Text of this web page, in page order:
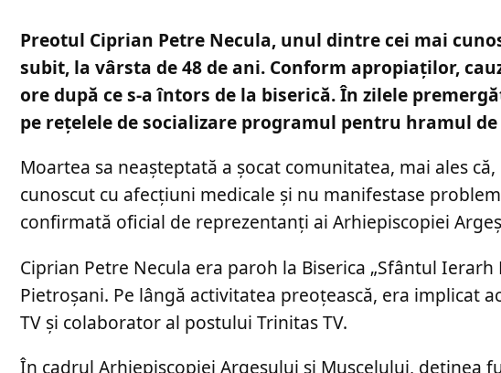
Preotul Ciprian Petre Necula, unul dintre cei mai
subit, la vârsta de 48 de ani. Conform apropiaților,
ore după ce s-a întors de la biserică. În zilele
pe rețelele de socializare programul pentru hramul
Moartea sa neașteptată a șocat comunitatea, mai ales
cunoscut cu afecțiuni medicale și nu manifestase
confirmată oficial de reprezentanți ai Arhiepiscopiei
Ciprian Petre Necula era paroh la Biserica „Sfântul
Pietroșani. Pe lângă activitatea preoțească, era implicat
TV și colaborator al postului Trinitas TV.
În cadrul Arhiepiscopiei Argeșului și Muscelului, deținea